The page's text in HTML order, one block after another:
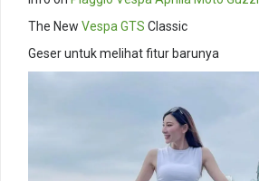
The New Vespa GTS Classic
Geser untuk melihat fitur barunya